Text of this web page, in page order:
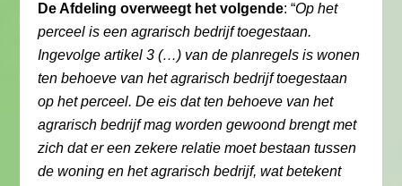
De Afdeling overweegt het volgende: “Op het
perceel is een agrarisch bedrijf toegestaan.
Ingevolge artikel 3 (…) van de planregels is wonen
ten behoeve van het agrarisch bedrijf toegestaan
op het perceel. De eis dat ten behoeve van het
agrarisch bedrijf mag worden gewoond brengt met
zich dat er een zekere relatie moet bestaan tussen
de woning en het agrarisch bedrijf, wat betekent